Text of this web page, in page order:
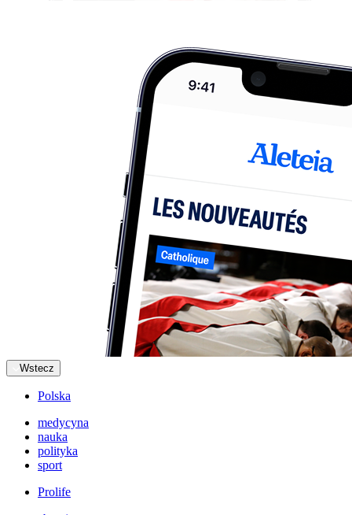
Wstecz
Polska
medycyna
nauka
polityka
sport
Prolife